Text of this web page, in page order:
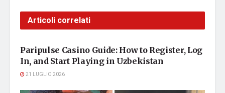
Articoli correlati
ATTUALITÀ
Paripulse Casino Guide: How to Register, Log
In, and Start Playing in Uzbekistan
21 LUGLIO 2026